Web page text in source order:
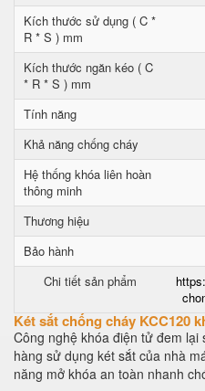
Kích thước sử dụng ( C *
R * S ) mm
Kích thước ngăn kéo ( C
* R * S ) mm
Tính năng
Khả năng chống cháy
Hệ thống khóa liên hoàn
thông minh
Thương hiệu
Bảo hành
Chi tiết sản phẩm
Két sắt chống cháy KCC120
Công nghệ khóa điện tử đem
hàng sử dụng két sắt của nhà
năng mở khóa an toàn nhanh